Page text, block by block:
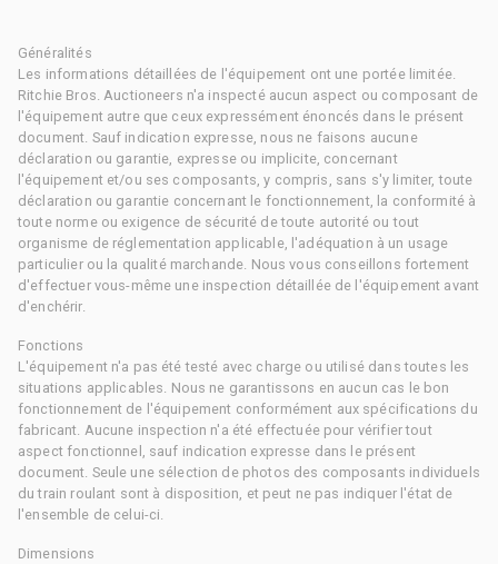
Généralités
Les informations détaillées de l'équipement ont une portée limitée.
Ritchie Bros. Auctioneers n'a inspecté aucun aspect ou composant de
l'équipement autre que ceux expressément énoncés dans le présent
document. Sauf indication expresse, nous ne faisons aucune
déclaration ou garantie, expresse ou implicite, concernant
l'équipement et/ou ses composants, y compris, sans s'y limiter, toute
déclaration ou garantie concernant le fonctionnement, la conformité à
toute norme ou exigence de sécurité de toute autorité ou tout
organisme de réglementation applicable, l'adéquation à un usage
particulier ou la qualité marchande. Nous vous conseillons fortement
d'effectuer vous-même une inspection détaillée de l'équipement avant
d'enchérir.
Fonctions
L'équipement n'a pas été testé avec charge ou utilisé dans toutes les
situations applicables. Nous ne garantissons en aucun cas le bon
fonctionnement de l'équipement conformément aux spécifications du
fabricant. Aucune inspection n'a été effectuée pour vérifier tout
aspect fonctionnel, sauf indication expresse dans le présent
document. Seule une sélection de photos des composants individuels
du train roulant sont à disposition, et peut ne pas indiquer l'état de
l'ensemble de celui-ci.
Dimensions